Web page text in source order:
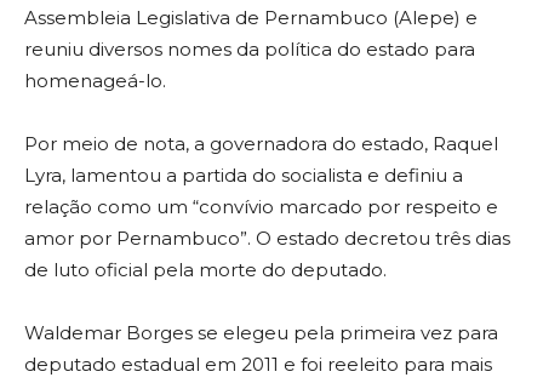
Assembleia Legislativa de Pernambuco (Alepe) e
reuniu diversos nomes da política do estado para
homenageá-lo.
Por meio de nota, a governadora do estado, Raquel
Lyra, lamentou a partida do socialista e definiu a
relação como um “convívio marcado por respeito e
amor por Pernambuco”. O estado decretou três dias
de luto oficial pela morte do deputado.
Waldemar Borges se elegeu pela primeira vez para
deputado estadual em 2011 e foi reeleito para mais